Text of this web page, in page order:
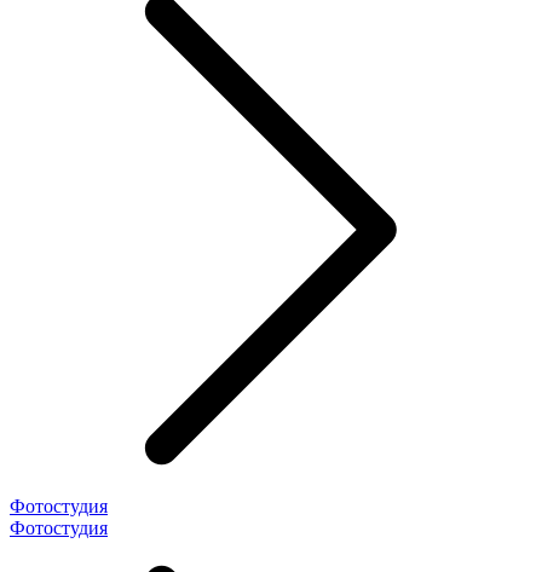
Фотостудия
Фотостудия